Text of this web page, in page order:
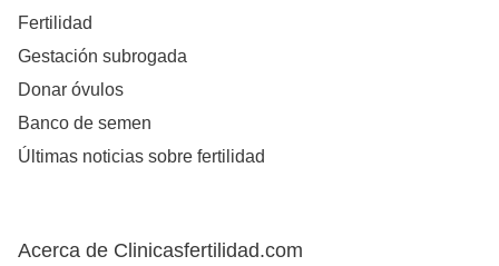
Fertilidad
Gestación subrogada
Donar óvulos
Banco de semen
Últimas noticias sobre fertilidad
Acerca de Clinicasfertilidad.com